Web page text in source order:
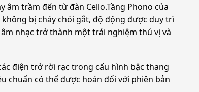
trầm đến từ đàn Cello.Tầng Phono của
bị cháy chói gắt, độ động được duy trì
nhạc trở thành một trải nghiệm thú vị và
điện trở rời rạc trong cấu hình bậc thang
chuẩn có thể được hoán đổi với phiên bản